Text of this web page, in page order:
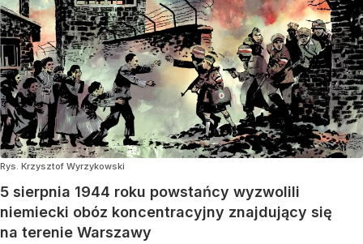
Rys. Krzysztof Wyrzykowski
5 sierpnia 1944 roku powstańcy wyzwolili
niemiecki obóz koncentracyjny znajdujący się
na terenie Warszawy